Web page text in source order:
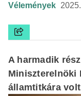
Vélemények
A harmadik
Miniszterelnöki
államtitkára